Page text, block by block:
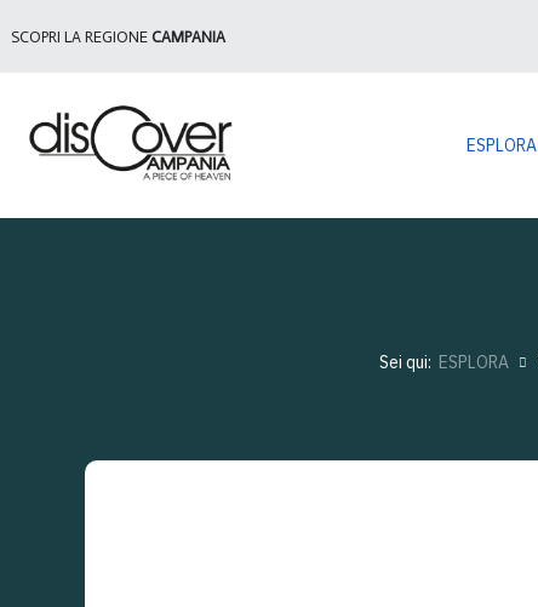
SCOPRI LA REGIONE CAMPANIA
ESPLORA
Sei qui: ESPLORA